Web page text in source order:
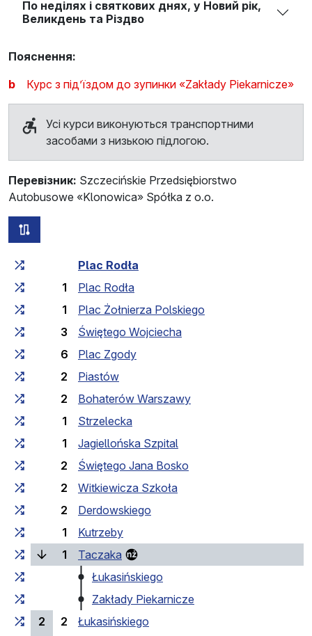
По неділях і святкових днях, у Новий рік,
Великдень та Різдво
Пояснення:
b
Курс з під’їздом до зупинки «Zakłady Piekarnicze»
Усі курси виконуються транспортними
засобами з низькою підлогою.
Перевізник: Szczecińskie Przedsiębiorstwo
Autobusowe «Klonowica» Spółka z o.o.
Загальний час у дорозі
Plac Rodła
1
Plac Rodła
1
Plac Żołnierza Polskiego
3
Świętego Wojciecha
6
Plac Zgody
2
Piastów
2
Bohaterów Warszawy
1
Strzelecka
1
Jagiellońska Szpital
2
Świętego Jana Bosko
2
Witkiewicza Szkoła
2
Derdowskiego
1
Kutrzeby
1
Taczaka
Łukasińskiego
Zakłady Piekarnicze
2
2
Łukasińskiego